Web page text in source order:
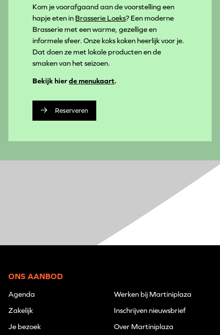
Kom je voorafgaand aan de voorstelling een
hapje eten in Brasserie Loeks? Een moderne
Brasserie met een warme, gezellige en
informele sfeer. Onze koks koken heerlijk voor je.
Dat doen ze met lokale producten en de
smaken van het seizoen.
Bekijk hierde menukaart.
Reserveren
ONS AANBOD
Agenda
Zakelijk
Je bezoek
Werken bij Martiniplaza
Inschrijven nieuwsbrief
Over Martiniplaza